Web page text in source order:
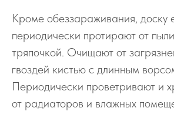
Кроме обеззараживания, доску
периодически протирают от
тряпочкой. Очищают от
гвоздей кистью с длинным
Периодически проветривают и
от радиаторов и влажных